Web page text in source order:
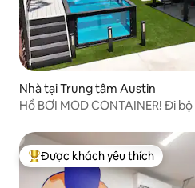
Nhà tại Trung tâm Austin
Hồ BƠI MOD CONTAINER! Đi
Được khách yêu thích nhất
Được khách yêu thích